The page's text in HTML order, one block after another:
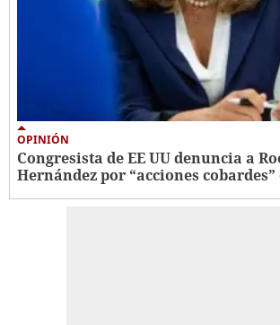
OPINIÓN
Congresista de EE UU denuncia a
Hernández por “acciones